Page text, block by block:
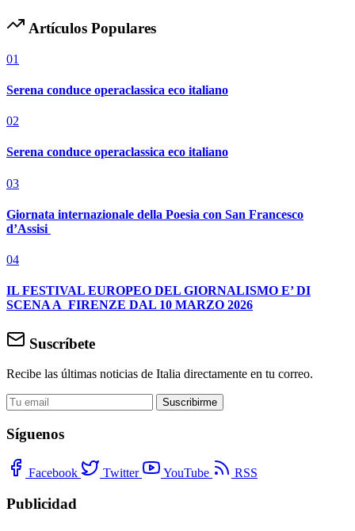
Artículos Populares
01
Serena conduce operaclassica eco italiano
02
Serena conduce operaclassica eco italiano
03
Giornata internazionale della Poesia con San Francesco
d’Assisi
04
IL FESTIVAL EUROPEO DEL GIORNALISMO E’ DI
SCENA A FIRENZE DAL 10 MARZO 2026
Suscríbete
Recibe las últimas noticias de Italia directamente en tu correo.
Suscribirme
Síguenos
Facebook Twitter YouTube RSS
Publicidad